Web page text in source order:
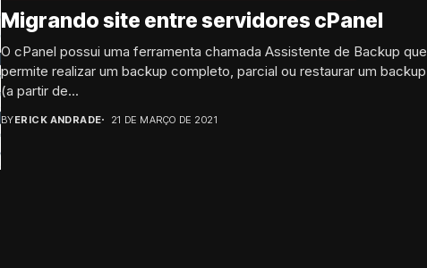
Migrando site entre servidores cPanel
O cPanel possui uma ferramenta chamada Assistente de Backup que
permite realizar um backup completo, parcial ou restaurar um backup
(a partir de...
BYERICK ANDRADE 21 DE MARÇO DE 2021